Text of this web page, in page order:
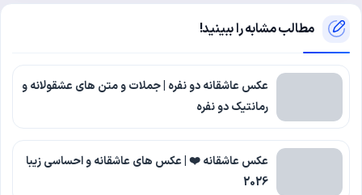
مطالب مشابه را ببینید!
عکس عاشقانه دو نفره | جملات و متن های عشقولانه و
رمانتیک دو نفره
عکس عاشقانه ❤️ | عکس های عاشقانه و احساسی زیبا
2026